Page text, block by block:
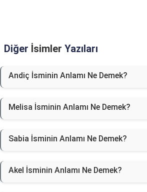
Diğer İsimler Yazıları
Andiç İsminin Anlamı Ne Demek?
Melisa İsminin Anlamı Ne Demek?
Sabia İsminin Anlamı Ne Demek?
Akel İsminin Anlamı Ne Demek?